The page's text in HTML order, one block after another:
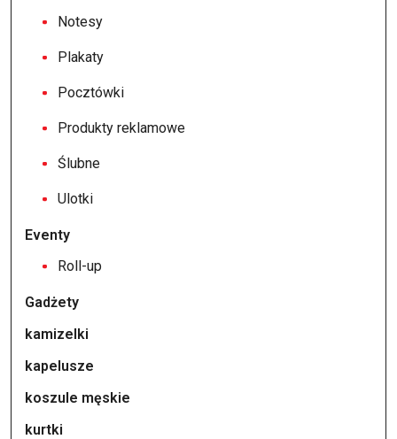
Notesy
Plakaty
Pocztówki
Produkty reklamowe
Ślubne
Ulotki
Eventy
Roll-up
Gadżety
kamizelki
kapelusze
koszule męskie
kurtki